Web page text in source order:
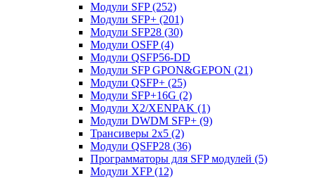
Модули SFP(252)
Модули SFP+ (201)
Модули SFP28 (30)
Модули OSFP(4)
Модули QSFP56-DD
Модули SFP GPON&GEPON (21)
Модули QSFP+ (25)
Модули SFP+16G (2)
Модули X2/XENPAK (1)
Модули DWDM SFP+ (9)
Трансиверы 2x5 (2)
Модули QSFP28 (36)
Программаторы для SFP модулей (5)
Модули XFP(12)